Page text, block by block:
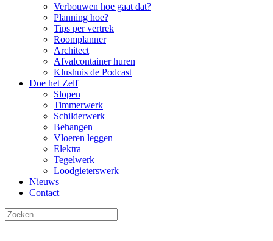
Verbouwen hoe gaat dat?
Planning hoe?
Tips per vertrek
Roomplanner
Architect
Afvalcontainer huren
Klushuis de Podcast
Doe het Zelf
Slopen
Timmerwerk
Schilderwerk
Behangen
Vloeren leggen
Elektra
Tegelwerk
Loodgieterswerk
Nieuws
Contact